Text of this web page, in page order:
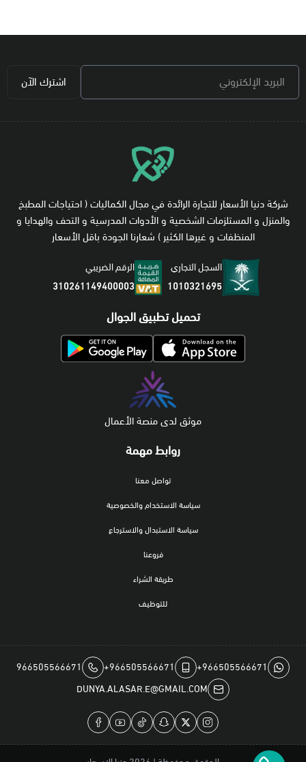
البريد الإلكتروني
اشترك الآن
روابط مهمة
تواصل معنا
سياسة الاستخدام والخصوصية
سياسة الاستبدال والاسترجاع
فروعنا
طريقة الشراء
للتوظيف
شركة دنيا الأسعار للتجارة الرائدة في مجال الكماليات ( احتياجات المطبخ
والمنزل و المستلزمات الشخصية و الأدوات المدرسية و التحف والهدايا و
المنظفات و غيرها الكثير ) شعارنا الجودة باقل الأسعار
السجل التجاري
1010321695
الرقم الضريبي
310261149400003
تحميل تطبيق الجوال
موثق لدى منصة الأعمال
+966505566671
+966505566671
966505566671
DUNYA.ALASAR.E@GMAIL.COM